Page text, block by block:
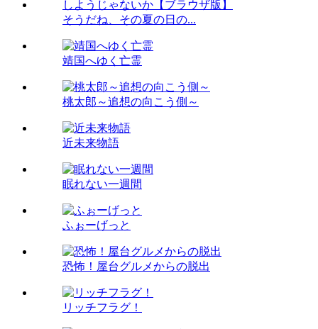
そうだね、その夏の日の...
靖国へゆく亡霊
桃太郎～追想の向こう側～
近未来物語
眠れない一週間
ふぉーげっと
恐怖！屋台グルメからの脱出
リッチフラグ！